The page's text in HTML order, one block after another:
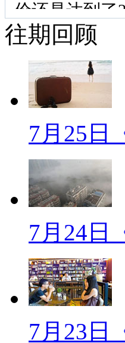
价还是达到了
压力山大啊。
年，在中国
房改凝聚百
【同期声】
位上当时候
拆了之后就
【解说】从
计划经济体
问题的决定
惯论资排辈
都有说不完的
【同期声】
往期回顾
7月25日
7月24日
7月23日